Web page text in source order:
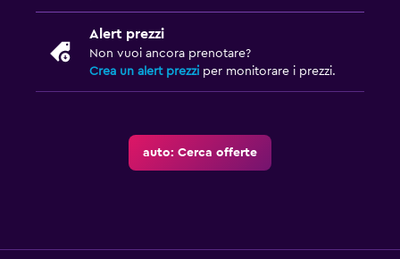
Alert prezzi
Non vuoi ancora prenotare?
Crea un alert prezzi per monitorare i prezzi.
auto: Cerca offerte